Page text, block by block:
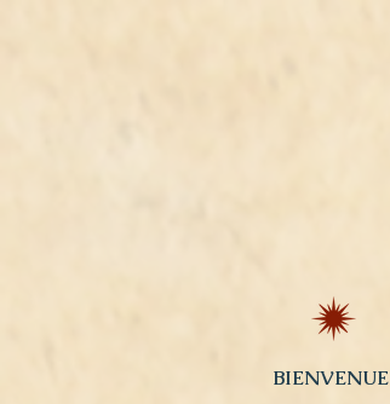
BIENVENUE